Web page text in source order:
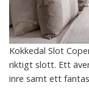
Kokkedal Slot
riktigt slott. Ett
inre samt ett